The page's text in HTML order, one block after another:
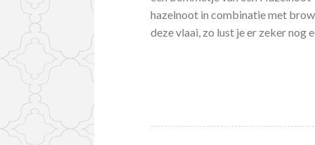
hazelnoot in combinatie met
deze vlaai, zo lust je er zeker nog